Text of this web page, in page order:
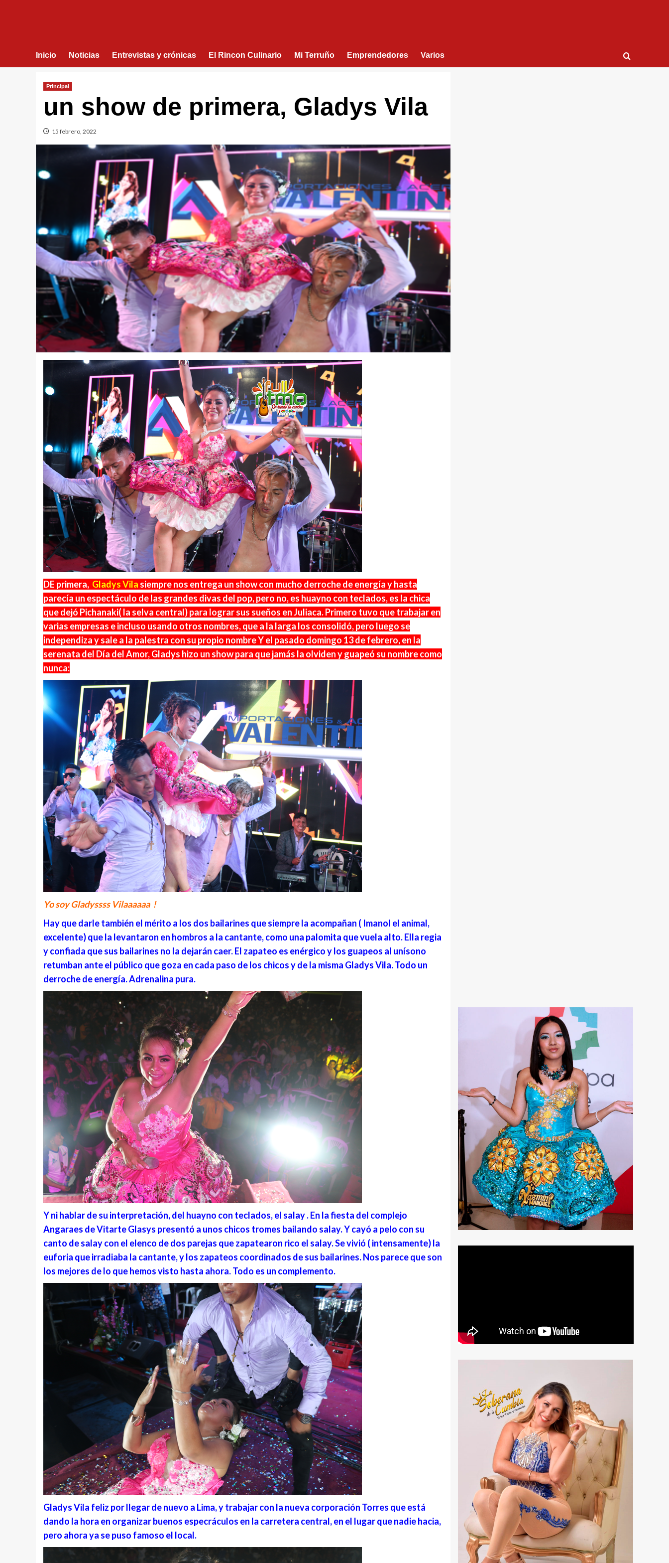
Inicio Noticias Entrevistas y crónicas El Rincon Culinario Mi Terruño Emprendedores Varios
Principal
un show de primera, Gladys Vila
15 febrero, 2022
DE primera, Gladys Vila siempre nos entrega un show con mucho derroche de energía y hasta
parecía un espectáculo de las grandes divas del pop, pero no, es huayno con teclados, es la chica
que dejó Pichanaki( la selva central) para lograr sus sueños en Juliaca. Primero tuvo que trabajar en
varias empresas e incluso usando otros nombres, que a la larga los consolidó, pero luego se
independiza y sale a la palestra con su propio nombre Y el pasado domingo 13 de febrero, en la
serenata del Día del Amor, Gladys hizo un show para que jamás la olviden y guapeó su nombre como
nunca:
Yo soy Gladyssss Vilaaaaaa !
Hay que darle también el mérito a los dos bailarines que siempre la acompañan ( Imanol el animal,
excelente) que la levantaron en hombros a la cantante, como una palomita que vuela alto. Ella regia
y confiada que sus bailarines no la dejarán caer. El zapateo es enérgico y los guapeos al unísono
retumban ante el público que goza en cada paso de los chicos y de la misma Gladys Vila. Todo un
derroche de energía. Adrenalina pura.
Y ni hablar de su interpretación, del huayno con teclados, el salay . En la fiesta del complejo
Angaraes de Vitarte Glasys presentó a unos chicos tromes bailando salay. Y cayó a pelo con su
canto de salay con el elenco de dos parejas que zapatearon rico el salay. Se vivió ( intensamente) la
euforia que irradiaba la cantante, y los zapateos coordinados de sus bailarines. Nos parece que son
los mejores de lo que hemos visto hasta ahora. Todo es un complemento.
Gladys Vila feliz por llegar de nuevo a Lima, y trabajar con la nueva corporación Torres que está
dando la hora en organizar buenos especráculos en la carretera central, en el lugar que nadie hacia,
pero ahora ya se puso famoso el local.